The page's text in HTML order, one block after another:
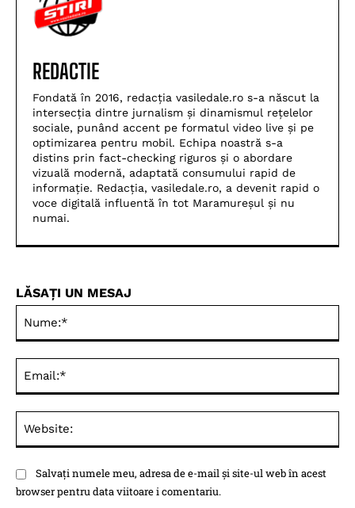
REDACTIE
Fondată în 2016, redacția vasiledale.ro s-a născut la
intersecția dintre jurnalism și dinamismul rețelelor
sociale, punând accent pe formatul video live și pe
optimizarea pentru mobil. Echipa noastră s-a
distins prin fact-checking riguros și o abordare
vizuală modernă, adaptată consumului rapid de
informație. Redacția, vasiledale.ro, a devenit rapid o
voce digitală influentă în tot Maramureșul și nu
numai.
LĂSAȚI UN MESAJ
Salvați numele meu, adresa de e-mail și site-ul web în acest
browser pentru data viitoare i comentariu.